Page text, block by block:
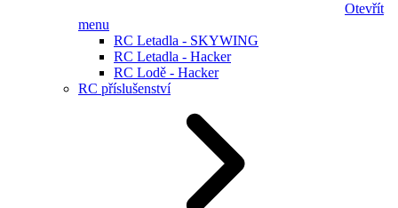
Otevřít
menu
RC Letadla - SKYWING
RC Letadla - Hacker
RC Lodě - Hacker
RC příslušenství